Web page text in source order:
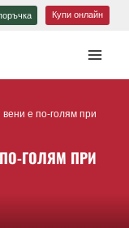
Купи онлайн
е по-голям при
ГОЛЯМ ПРИ